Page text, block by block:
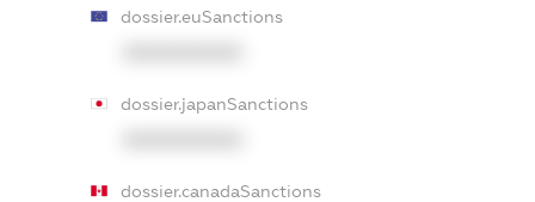
dossier.euSanctions
dossier.japanSanctions
dossier.canadaSanctions